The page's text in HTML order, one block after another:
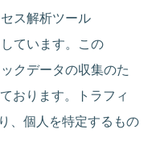
ス解析ツール
ています。この
クデータの収集のた
おります。トラフィ
、個人を特定するもの